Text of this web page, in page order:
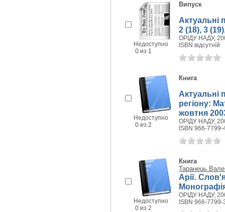
Недоступно
0 из 1
Випуск
Актуальні
2 (18), 3
ОРІДУ НАДУ,
ISBN відсутній
Недоступно
0 из 2
Книга
Актуальні
регіону:
жовтня
ОРІДУ НАДУ,
ISBN 966-7799-
Недоступно
0 из 2
Книга
Таранець
Арії.
ОРІДУ НАДУ,
ISBN 966-7799-